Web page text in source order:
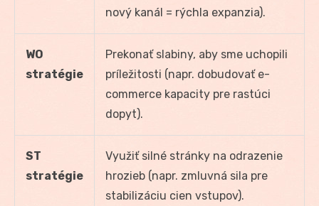
nový kanál = rýchla expanzia).
WO
stratégie
Prekonať slabiny, aby sme uchopili
príležitosti (napr. dobudovať e-
commerce kapacity pre rastúci
dopyt).
ST
stratégie
Využiť silné stránky na odrazenie
hrozieb (napr. zmluvná sila pre
stabilizáciu cien vstupov).